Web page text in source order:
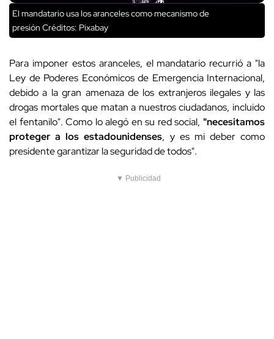
El mandatario usa los aranceles como mecanismo de
presión Créditos: Pixabay
Para imponer estos aranceles, el mandatario recurrió a "la
Ley de Poderes Económicos de Emergencia Internacional,
debido a la gran amenaza de los extranjeros ilegales y las
drogas mortales que matan a nuestros ciudadanos, incluido
el fentanilo". Como lo alegó en su red social, "necesitamos
proteger a los estadounidenses, y es mi deber como
presidente garantizar la seguridad de todos".
▼ Publicidad